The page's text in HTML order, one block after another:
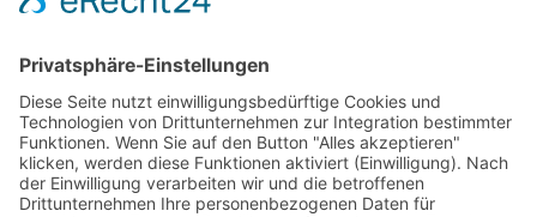
Sebastian Ottmann, M.A., Leitung
Kompetenzzentrum Wirkungsorientierung in
der Sozialen Arbeit am Institut für
Praxisforschung und Evaluation spricht über die
Bedeutung von Datenkompetenz im
Lebensalltag.